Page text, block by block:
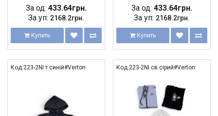
За од: 433.64грн.
За уп: 2168.2грн.
Купить
За од: 433.64грн.
За уп: 2168.2грн.
Купить
Код:223-2NI т.синій#Verton Код:223-2NI св.сірий#Verton